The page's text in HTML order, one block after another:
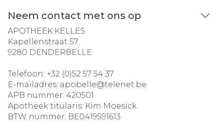
Neem contact met ons op
APOTHEEK KELLES
Kapellenstraat 57
9280 DENDERBELLE
Telefoon: +32 (0)52 57 54 37
E-mailadres: apobelle@telenet.be
APB nummer: 420501
Apotheek titularis: Kim Moesick
BTW nummer: BE0419591613